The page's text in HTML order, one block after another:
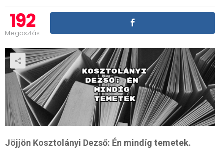
192
Megosztás
Jöjjön Kosztolányi Dezső: Én mindíg temetek.